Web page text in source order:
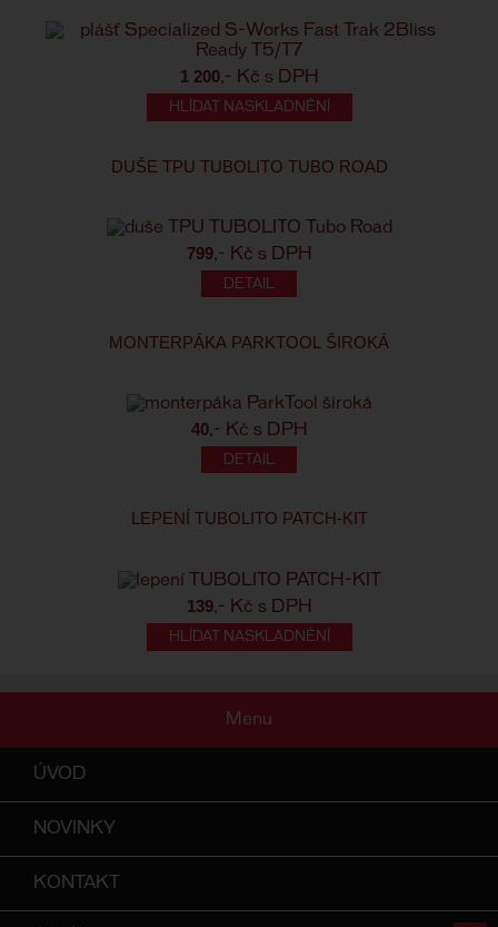
1 200,- Kč s DPH
HLÍDAT NASKLADNĚNÍ
DUŠE TPU TUBOLITO TUBO ROAD
799,- Kč s DPH
MONTERPÁKA PARKTOOL ŠIROKÁ
40,- Kč s DPH
LEPENÍ TUBOLITO PATCH-KIT
139,- Kč s DPH
HLÍDAT NASKLADNĚNÍ
Menu
ÚVOD
NOVINKY
KONTAKT